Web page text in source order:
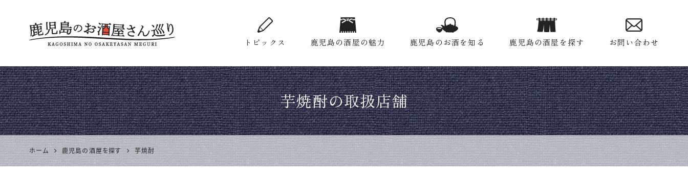
鹿児島のお酒屋さん
巡り | 鹿児島県酒販
協同組合連合会 公
式サイト
トピックス 鹿児島の酒屋の魅力 鹿児島のお酒を知る 鹿児島の酒屋を探す お問い合わせ
芋焼酎の取扱店舗
ホーム 鹿児島の酒屋を探す 芋焼酎